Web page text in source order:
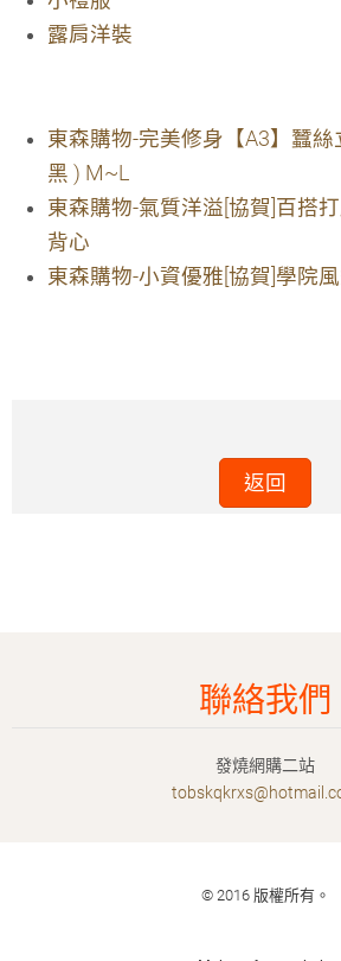
露肩洋裝
東森購物-完美修身【A3】蠶
黑 ) M~L
東森購物-氣質洋溢[協賀]百搭
背心
東森購物-小資優雅[協賀]學院
返回
聯絡我們
發燒網購二站
tobskqkrxs@hotma
© 2016 版權所有。